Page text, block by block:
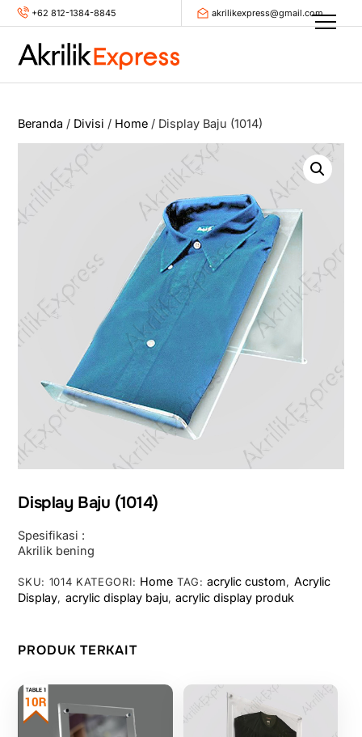
Skip
+62 812-1384-8845 akrilikexpress@gmail.com
Beranda / Divisi / Home / Display Baju (1014)
Display Baju (1014)
Spesifikasi :
Akrilik bening
SKU: 1014 KATEGORI: Home TAG:acrylic custom, Acrylic
Display, acrylic display baju,acrylic display produk
PRODUK TERKAIT